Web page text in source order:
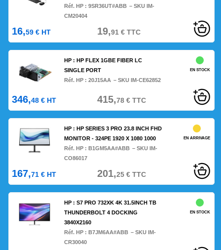
Réf. HP :9SR36UT#ABB – SKU IM-
CM20404
16,59 € HT 19,91 €TTC
HP : HP FLEX 1GBE FIBER LC
SINGLE PORT
Réf. HP :20J15AA – SKU IM-CE62852
EN STOCK
346,48 € HT 415,78€TTC
HP : HP SERIES 3 PRO 23.8 INCH FHD
MONITOR - 324PE 1920 X 1080 1000
Réf. HP :B1GM5AA#ABB – SKU IM-
CO86017
EN ARRIVAGE
167,71 € HT 201,25€TTC
HP : S7 PRO 732XK 4K 31.5INCH TB
THUNDERBOLT 4 DOCKING
3840X2160
Réf. HP :B7JM6AA#ABB – SKU IM-
CR30040
EN STOCK